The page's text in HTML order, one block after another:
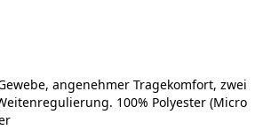
angenehmer Tragekomfort, zwei
100% Polyester (Micro